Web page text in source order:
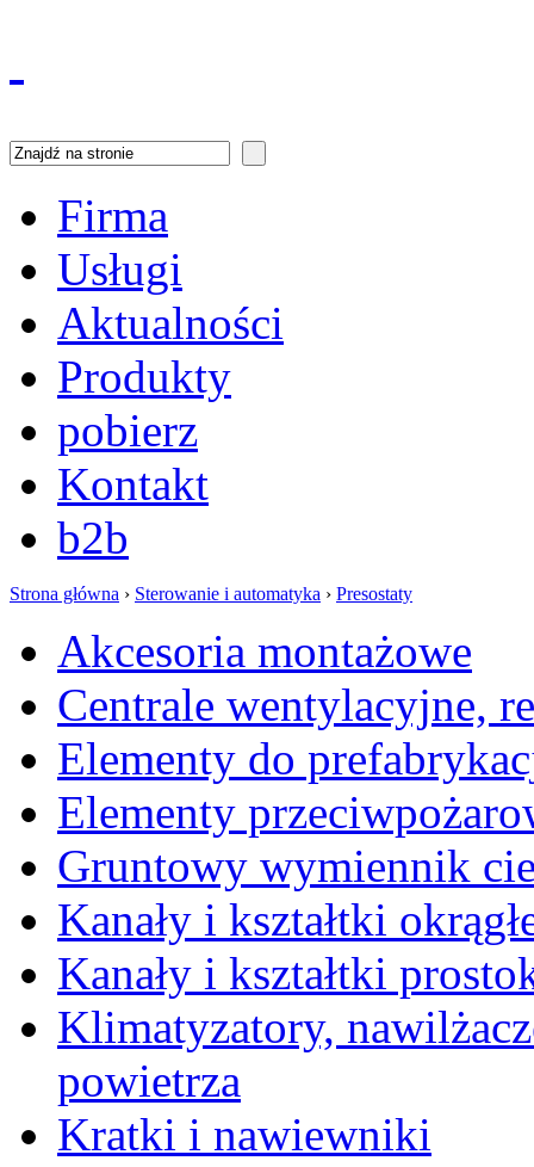
Firma
Usługi
Aktualności
Produkty
pobierz
Kontakt
b2b
Strona główna › Sterowanie i automatyka › Presostaty
Akcesoria montażowe
Centrale wentylacyjne,
Elementy do
Elementy
Gruntowy wymiennik
Kanały i kształtki
Kanały i kształtki
Klimatyzatory,
powietrza
Kratki i nawiewniki